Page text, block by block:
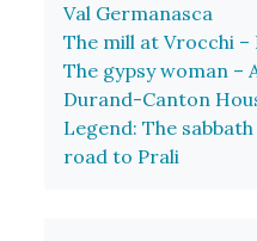
Val Germanasca
The mill at Vrocchi
The gypsy woman –
Durand-Canton
Legend: The
road to Prali